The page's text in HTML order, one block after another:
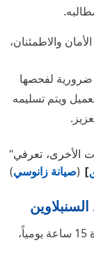
والاطمئنان،
ضرورية لفحصها
ويتم تسليمه
“نوفر أيضاً أقساماً متخصصة لأعطال الماركات الأخرى، تعرفي
]
(صيانة زانوسي)